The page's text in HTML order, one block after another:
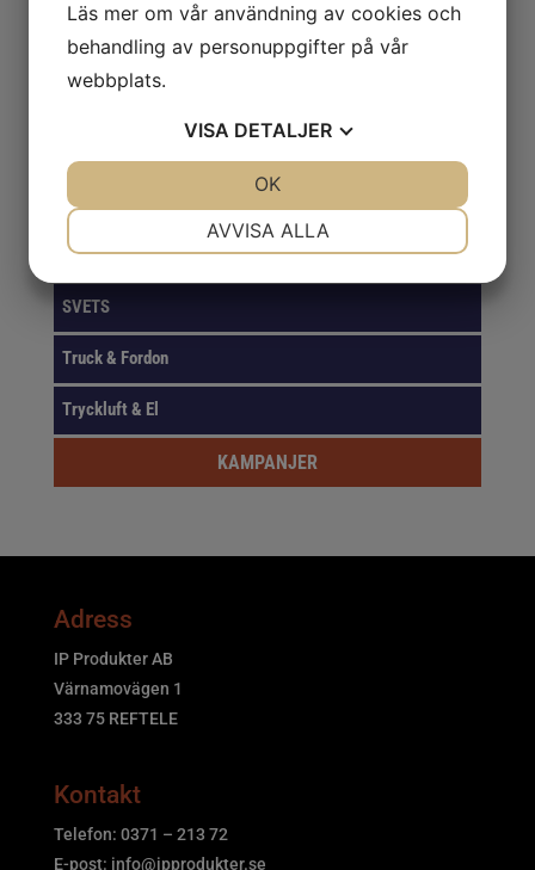
KAPNING & SLIPNING
SKYDD
Smörjning & Rostlösning
SVETS
Truck & Fordon
Tryckluft & El
KAMPANJER
Adress
IP Produkter AB
Värnamovägen 1
333 75 REFTELE
Kontakt
Telefon: 0371 – 213 72
E-post: info@ipprodukter.se
Läs mer om vår användning av cookies och
behandling av personuppgifter på vår
webbplats.
VISA DETALJER
MARKNADSFÖRING
AVVISA ALLA
OK